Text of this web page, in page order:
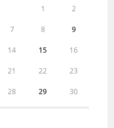
1 2
7 8 9
14 15 16
21 22 23
28 29 30